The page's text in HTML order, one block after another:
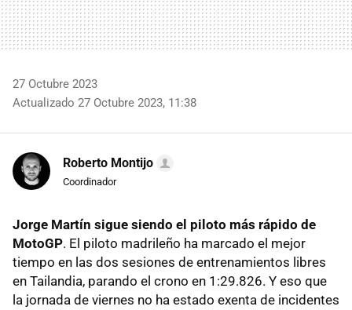
27 Octubre 2023
Actualizado 27 Octubre 2023, 11:38
Roberto Montijo
Coordinador
Jorge Martín sigue siendo el piloto más rápido de
MotoGP. El piloto madrileño ha marcado el mejor
tiempo en las dos sesiones de entrenamientos libres
en Tailandia, parando el crono en 1:29.826. Y eso que
la jornada de viernes no ha estado exenta de incidentes